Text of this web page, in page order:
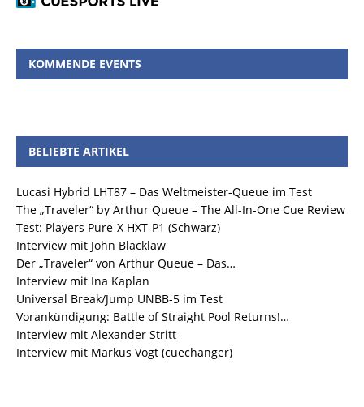
KOMMENDE EVENTS
BELIEBTE ARTIKEL
Lucasi Hybrid LHT87 – Das Weltmeister-Queue im Test
The „Traveler“ by Arthur Queue – The All-In-One Cue Review
Test: Players Pure-X HXT-P1 (Schwarz)
Interview mit John Blacklaw
Der „Traveler“ von Arthur Queue – Das…
Interview mit Ina Kaplan
Universal Break/Jump UNBB-5 im Test
Vorankündigung: Battle of Straight Pool Returns!…
Interview mit Alexander Stritt
Interview mit Markus Vogt (cuechanger)